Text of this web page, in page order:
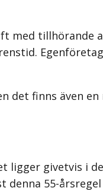
med tillhörande
det finns även
ligger givetvis i
denna 55-